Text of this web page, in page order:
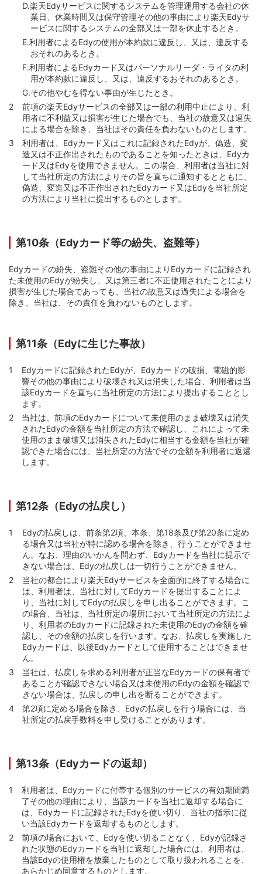
D.楽天Edyサービスに関するシステムを管理運用する会社の休
業日、休業時間又は保守管理その他の事由により楽天Edyサ
ービスに関するシステムの全部又は一部を休止するとき。
E.利用者によるEdyの使用が本約款に違反し、又は、違反する
おそれのあるとき。
F.利用者によるEdyカード又はパーソナルリーダ・ライタの利
用が本約款に違反し、又は、違反するおそれのあるとき。
G.その他やむを得ない事由が生じたとき。
前項の楽天Edyサービスの全部又は一部の利用中止により、利
用者に不利益又は損害が生じた場合でも、当社の故意又は過失
による場合を除き、当社はその責任を負わないものとします。
利用者は、Edyカード又はこれに記録されたEdyが、偽造、変
造又は不正作出されたものであることを知ったときは、Edyカ
ード又はEdyを使用できません。この場合、利用者は当社に対
して当社所定の方法によりその旨を直ちに通知するとともに、
偽造、変造又は不正作出されたEdyカード又はEdyを当社所定
の方法により当社に提出するものとします。
第10条（Edyカード等の紛失、盗難等）
Edyカードの紛失、盗難その他の事由によりEdyカードに記録され
た未使用のEdyが紛失し、又は第三者に不正使用されたことにより
損害が生じた場合であっても、当社の故意又は過失による場合を
除き、当社は、その責任を負わないものとします。
第11条（Edyに生じた事故）
Edyカードに記録されたEdyが、Edyカードの破損、電磁的影
響その他の事由により破壊され又は消失した場合、利用者は当
該Edyカードを直ちに当社所定の方法により提出することとし
ます。
当社は、前項のEdyカードについて未使用のまま破壊又は消失
されたEdyの金額を当社所定の方法で確認し、これによって未
使用のまま破壊又は消失されたEdyに相当する金額を当社が確
認できた場合には、当社所定の方法でその金額を利用者に返還
します。
第12条（Edyの払戻し）
Edyの払戻しは、前条第2項、本条、第18条及び第20条に定め
る場合又は当社が特に認める場合を除き、行うことができませ
ん。なお、理由のいかんを問わず、Edyカードを当社に提示で
きない場合は、Edyの払戻しは一切行うことができません。
当社の都合により楽天Edyサービスを全面的に終了する場合に
は、利用者は、当社に対してEdyカードを提出することによ
り、当社に対してEdyの払戻しを申し出ることができます。こ
の場合、当社は、当社所定の場所において当社所定の方法によ
り、利用者のEdyカードに記録された未使用のEdyの金額を確
認し、その金額の払戻しを行います。なお、払戻しを実施した
Edyカードは、以後Edyカードとして使用することはできませ
ん。
当社は、払戻しを求める利用者が正当なEdyカードの保有者で
あることが確認できない場合又は未使用のEdyの金額を確認で
きない場合は、払戻しの申し出を断ることができます。
第2項に定める場合を除き、Edyの払戻しを行う場合には、当
社所定の払戻手数料を申し受けることがあります。
第13条（Edyカードの返却）
利用者は、Edyカードに付帯する個別のサービスの有効期間満
了その他の理由により、当該カードを当社に返却する場合に
は、Edyカードに記録されたEdyを使い切り、当社の指示に従
い当該Edyカードを返却するものとします。
前項の場合において、Edyを使い切ることなく、Edyが記録さ
れた状態のEdyカードを当社に返却した場合には、利用者は、
当該Edyの使用権を放棄したものとして取り扱われることを、
あらかじめ同意するものとします。